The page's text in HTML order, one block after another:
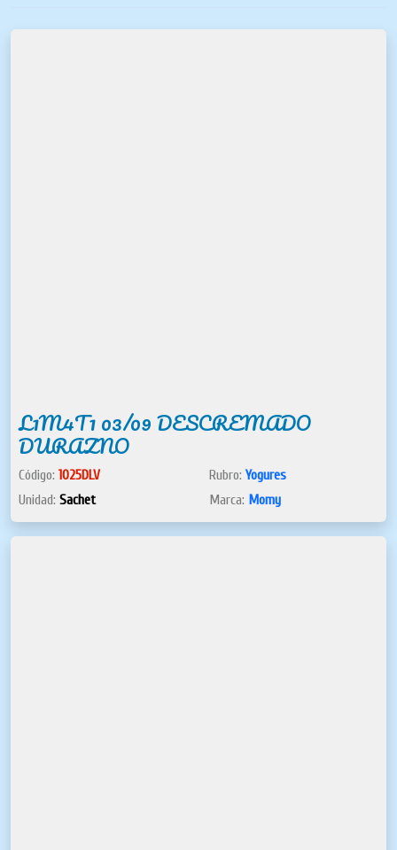
L1M4T1 03/09 DESCREMADO
DURAZNO
Código: 1025DLV
Unidad: Sachet
Rubro: Yogures
Marca: Momy